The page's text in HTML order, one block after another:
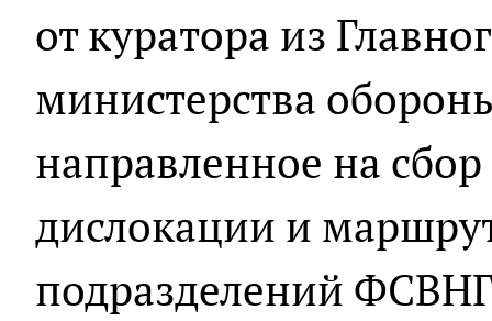
от куратора из
министерства
направленное на
дислокации и
подразделений